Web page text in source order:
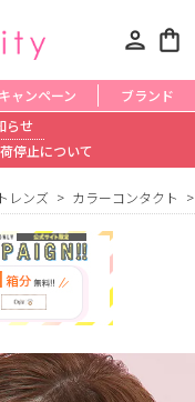
person shopping_bag
キャンペーン
ブランド
らせ
停止について
レンズ カラーコンタクト